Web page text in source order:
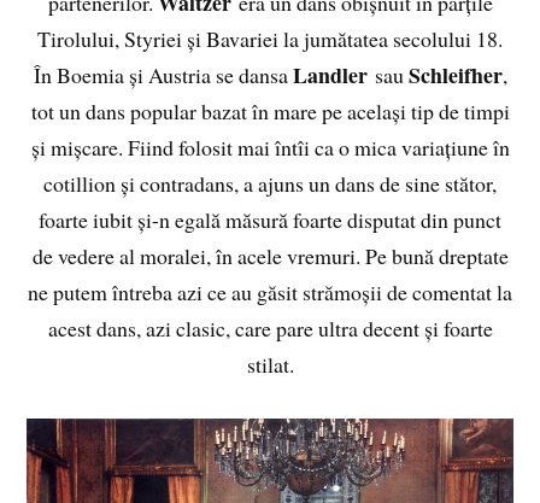
Tirolului, Styriei și Bavariei la jumătatea secolului 18.
În Boemia și Austria se dansaLandler sauSchleifher,
tot un dans popular bazat în mare pe același tip de timpi
și mișcare. Fiind folosit mai întîi ca o mica variațiune în
cotillion și contradans, a ajuns un dans de sine stător,
foarte iubit și-n egală măsură foarte disputat din punct
de vedere al moralei, în acele vremuri. Pe bună dreptate
ne putem întreba azi ce au găsit strămoșii de comentat la
acest dans, azi clasic, care pare ultra decent și foarte
stilat.